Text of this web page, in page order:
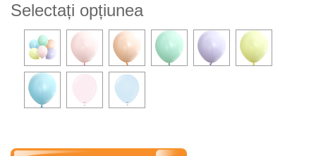
Selectați opțiunea